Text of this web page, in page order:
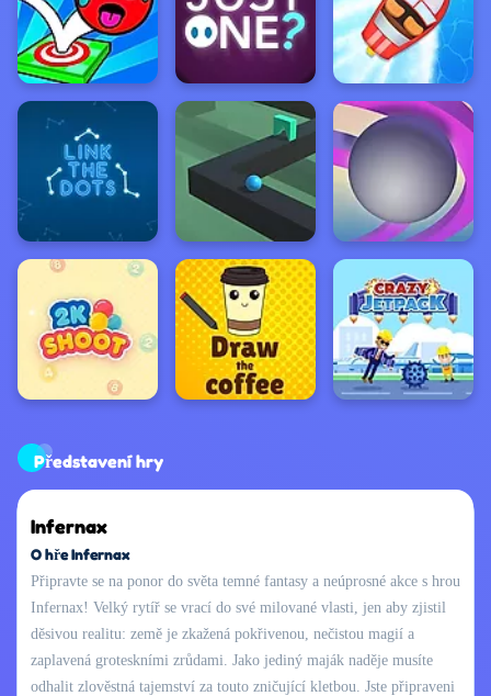
Představení hry
Infernax
O hře Infernax
Připravte se na ponor do světa temné fantasy a neúprosné akce s hrou
Infernax! Velký rytíř se vrací do své milované vlasti, jen aby zjistil
děsivou realitu: země je zkažená pokřivenou, nečistou magií a
zaplavená groteskními zrůdami. Jako jediný maják naděje musíte
odhalit zlověstná tajemství za touto zničující kletbou. Jste připraveni